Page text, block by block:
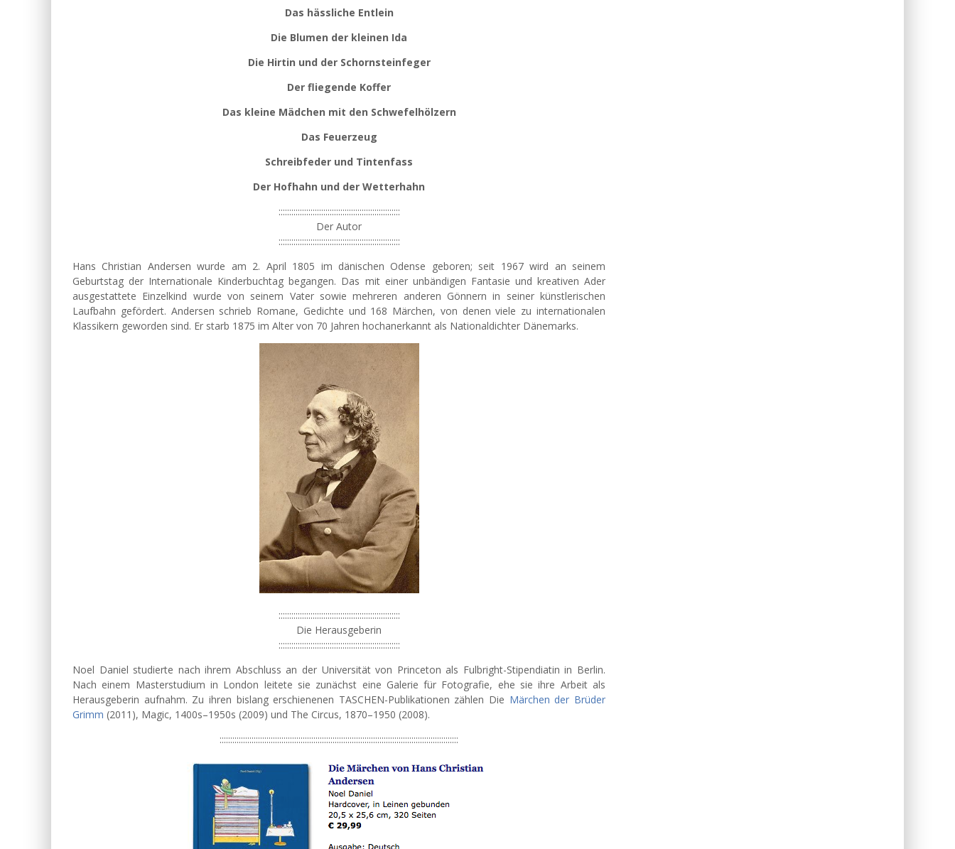
Das hässliche Entlein
Die Blumen der kleinen Ida
Die Hirtin und der Schornsteinfeger
Der fliegende Koffer
Das kleine Mädchen mit den Schwefelhölzern
Das Feuerzeug
Schreibfeder und Tintenfass
Der Hofhahn und der Wetterhahn
:::::::::::::::::::::::::::::::::::::::::::::::::::::::::
Der Autor
:::::::::::::::::::::::::::::::::::::::::::::::::::::::::
Hans Christian Andersen wurde am 2. April 1805 im dänischen Odense geboren; seit 1967 wird an seinem
Geburtstag der Internationale Kinderbuchtag begangen. Das mit einer unbändigen Fantasie und kreativen Ader
ausgestattete Einzelkind wurde von seinem Vater sowie mehreren anderen Gönnern in seiner künstlerischen
Laufbahn gefördert. Andersen schrieb Romane, Gedichte und 168 Märchen, von denen viele zu internationalen
Klassikern geworden sind. Er starb 1875 im Alter von 70 Jahren hochanerkannt als Nationaldichter Dänemarks.
:::::::::::::::::::::::::::::::::::::::::::::::::::::::::
Die Herausgeberin
:::::::::::::::::::::::::::::::::::::::::::::::::::::::::
Noel Daniel studierte nach ihrem Abschluss an der Universität von Princeton als Fulbright-Stipendiatin in Berlin.
Nach einem Masterstudium in London leitete sie zunächst eine Galerie für Fotografie, ehe sie ihre Arbeit als
Herausgeberin aufnahm. Zu ihren bislang erschienenen TASCHEN-Publikationen zählen Die Märchen der Brüder
Grimm (2011), Magic, 1400s–1950s (2009) und The Circus, 1870–1950 (2008).
::::::::::::::::::::::::::::::::::::::::::::::::::::::::::::::::::::::::::::::::::::::::::::::::::::::::::::::::